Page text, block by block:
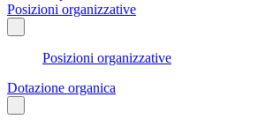
Posizioni organizzative
Posizioni organizzative
Dotazione organica